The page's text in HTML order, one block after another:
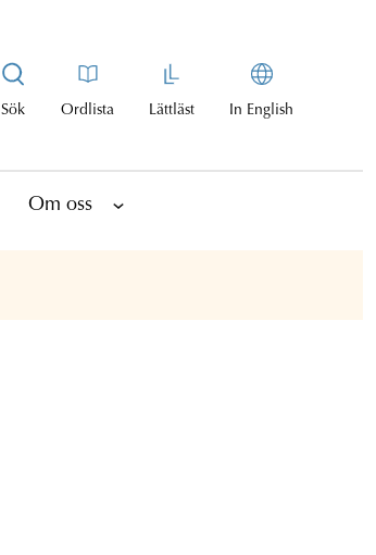
Sök Ordlista Lättläst In English
Om oss